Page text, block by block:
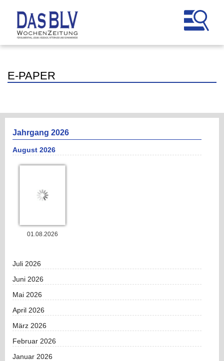
E-PAPER
Jahrgang 2026
August 2026
01.08.2026
Juli 2026
Juni 2026
Mai 2026
April 2026
März 2026
Februar 2026
Januar 2026